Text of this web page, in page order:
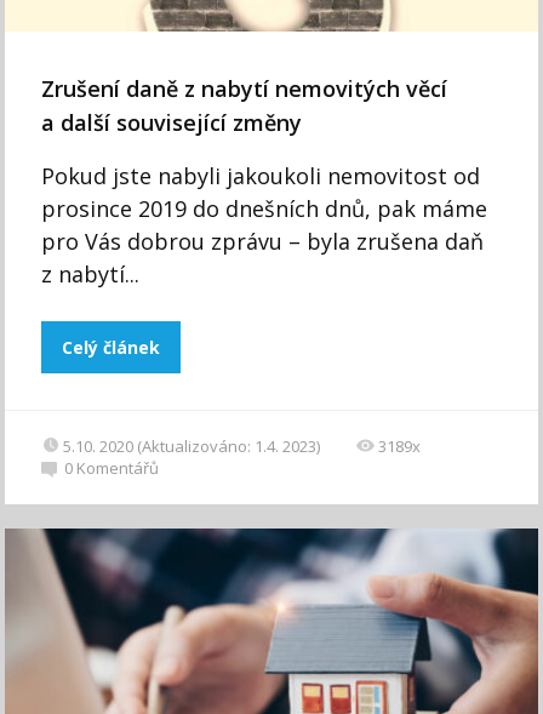
Zrušení daně z nabytí nemovitých věcí
a další související změny
Pokud jste nabyli jakoukoli nemovitost od
prosince 2019 do dnešních dnů, pak máme
pro Vás dobrou zprávu – byla zrušena daň
z nabytí...
Celý článek
5.10. 2020 (Aktualizováno: 1.4. 2023)
3189x
0 Komentářů